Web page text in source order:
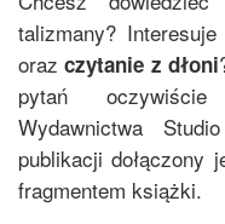
talizmany?
orazczytanie z dłoni
pytań
Wydawnictwa
publikacji dołączony
fragmentem książki.